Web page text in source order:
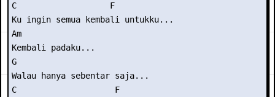
C                   F
Ku ingin semua kembali untukku...
Am
Kembali padaku...
G
Walau hanya sebentar saja...
C                    F